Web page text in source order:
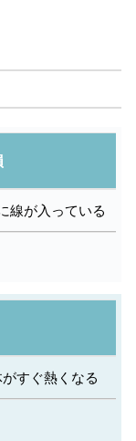
線が入っている
すぐ熱くなる